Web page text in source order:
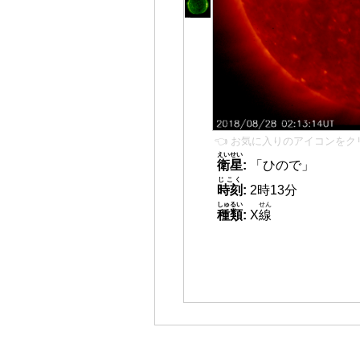
👈 お気に入りのアイコンをク
衛星
えいせい
:
「ひので」
時刻
じこく
: 2時13分
種類
しゅるい
: X線
せん